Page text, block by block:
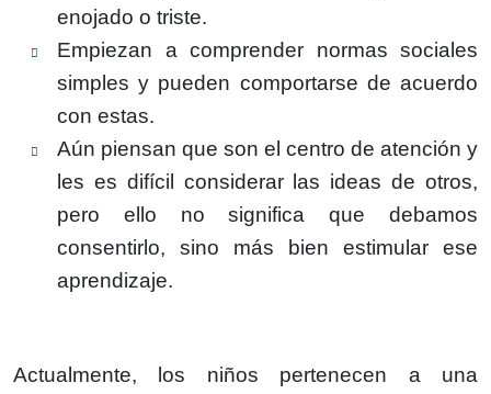
enojado o triste.
Empiezan a comprender normas sociales
simples y pueden comportarse de acuerdo
con estas.
Aún piensan que son el centro de atención y
les es difícil considerar las ideas de otros,
pero ello no significa que debamos
consentirlo, sino más bien estimular ese
aprendizaje.
Actualmente, los niños pertenecen a una